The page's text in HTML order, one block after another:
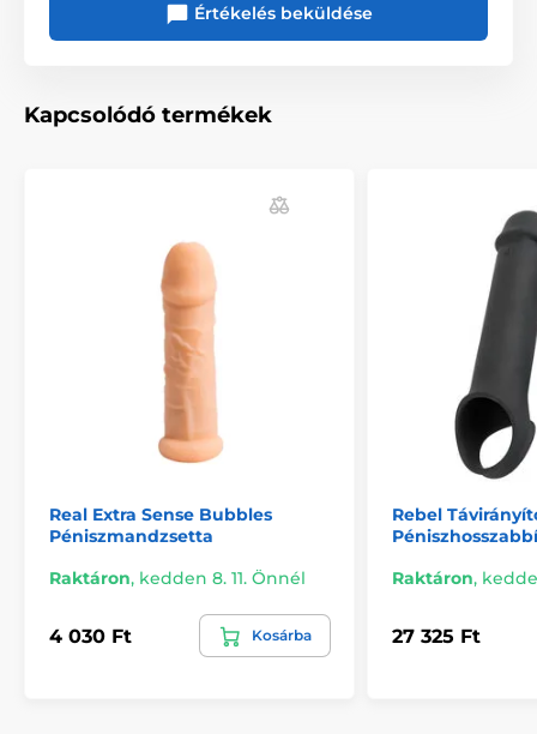
Értékelés beküldése
Kapcsolódó termékek
Real Extra Sense Bubbles
Péniszmandzsetta
Raktáron, kedden 8. 11. Önnél
4 030 Ft Kosárba
Rebel
Raktáron,
27 325 Ft